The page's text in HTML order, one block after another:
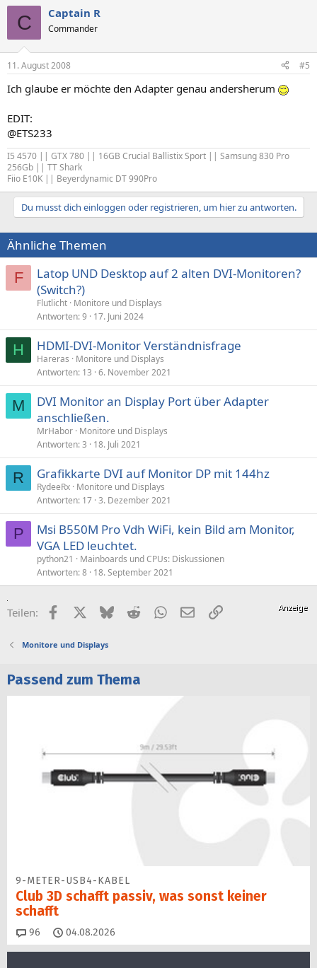
C Captain R
Commander
11. August 2008 #5
Ich glaube er möchte den Adapter genau andersherum
EDIT:
@ETS233
I5 4570 || GTX 780 || 16GB Crucial Ballistix Sport || Samsung 830 Pro
256Gb || TT Shark
Fiio E10K || Beyerdynamic DT 990Pro
Du musst dich einloggen oder registrieren, um hier zu antworten.
Ähnliche Themen
F
Latop UND Desktop auf 2 alten DVI-Monitoren?
(Switch?)
Flutlicht Monitore und Displays
Antworten 9 17. Juni 2024
H HDMI-DVI-Monitor Verständnisfrage
Hareras
Monitore und Displays
Antworten 13 6. November 2021
M
DVI Monitor an Display Port über Adapter
anschließen.
MrHabor Monitore und Displays
Antworten 3 18. Juli 2021
R Grafikkarte DVI auf Monitor DP mit 144hz
RydeeRx Monitore und Displays
Antworten 17 3. Dezember 2021
P
Msi B550M Pro Vdh WiFi, kein Bild am Monitor,
VGA LED leuchtet.
python21
Mainboards und CPUs: Diskussionen
Antworten 8 18. September 2021
Teilen: FacebookX (Twitter)
BlueskyRedditWhatsApp
E-MailLink
Monitore und Displays
Passend zum Thema
9-METER-USB4-KABEL
Club 3D schafft passiv, was sonst keiner
schafft
96 Kommentare
04.08.2026